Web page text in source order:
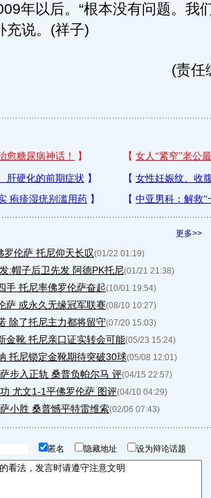
年以后。“根本没有问题。我
充说。(祥子)
(责任
更多>>
罗伦萨 托尼仰天长叹(01/22 01:19)
:帽子后卫先发 阿德PK托尼(01/21 21:38)
手 托尼率佛罗伦萨奋起(10/01 19:54)
萨 或永久无缘冠军联赛(08/10 10:27)
除了托尼主力都将留守(07/20 15:03)
金靴 托尼亲口证实转会可能(05/23 15:24)
托尼锁定金靴期待突破30球(05/08 12:01)
步入正轨 桑普负帕尔马 评(04/15 22:57)
尤文1-1平佛罗伦萨 图评(04/10 04:29)
小胜 桑普憾平特雷维索(02/06 07:43)
匿名 隐藏地址 设为辩论话题